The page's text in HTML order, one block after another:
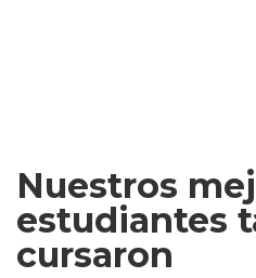
Nuestros
estudiantes
cursaron